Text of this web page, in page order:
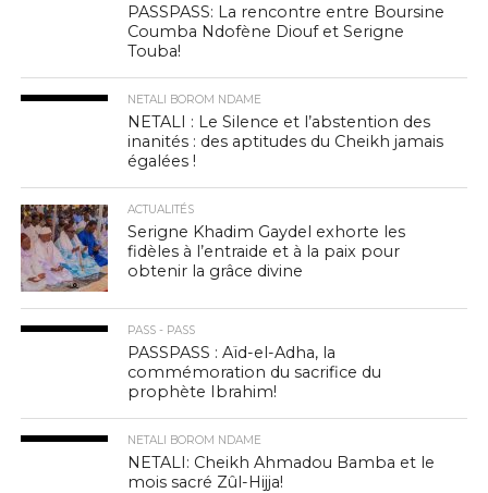
PASSPASS: La rencontre entre Boursine
Coumba Ndofène Diouf et Serigne
Touba!
NETALI BOROM NDAME
NETALI : Le Silence et l’abstention des
inanités : des aptitudes du Cheikh jamais
égalées !
ACTUALITÉS
Serigne Khadim Gaydel exhorte les
fidèles à l’entraide et à la paix pour
obtenir la grâce divine
PASS - PASS
PASSPASS : Aïd-el-Adha, la
commémoration du sacrifice du
prophète Ibrahim!
NETALI BOROM NDAME
NETALI: Cheikh Ahmadou Bamba et le
mois sacré Zûl-Hijja!